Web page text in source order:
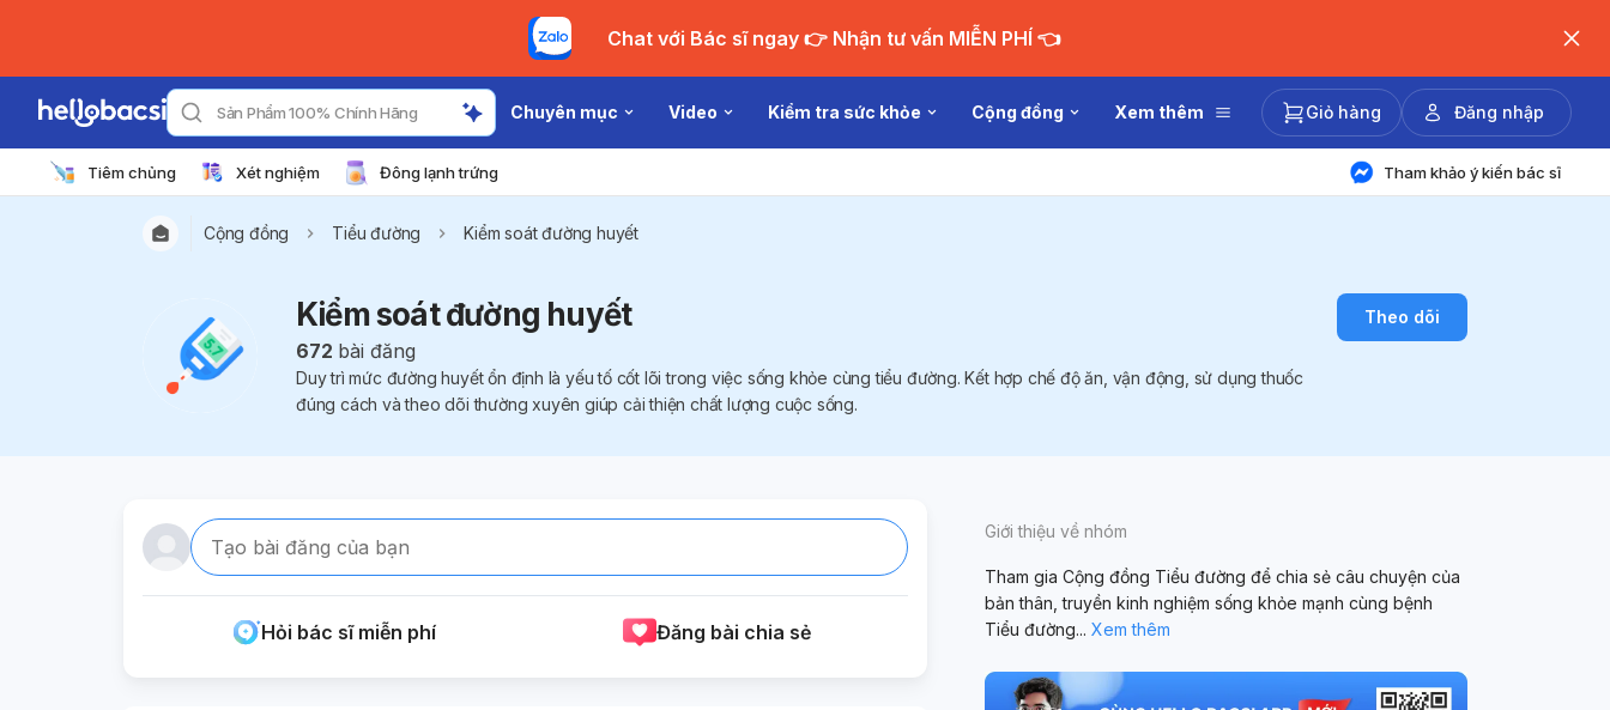
Chat với Bác sĩ ngay 👉 Nhận tư vấn MIỄN PHÍ 👈
Sản Phẩm 100% Chính Hãng Chuyên mục Video Kiểm tra sức khỏe Cộng đồng Xem thêm Giỏ hàng Đăng nhập
Tiêm chủng Xét nghiệm Đông lạnh trứng Tham khảo ý kiến bác sĩ
Cộng đồng Tiểu đường Kiểm soát đường huyết
Kiểm soát đường huyết
672 bài đăng
Duy trì mức đường huyết ổn định là yếu tố cốt lõi trong việc sống khỏe cùng tiểu đường. Kết hợp chế độ ăn, vận động, sử dụng thuốc
đúng cách và theo dõi thường xuyên giúp cải thiện chất lượng cuộc sống.
Theo dõi
Tạo bài đăng của bạn
Hỏi bác sĩ miễn phí Đăng bài chia sẻ
Giới thiệu về nhóm
Tham gia Cộng đồng Tiểu đường để chia sẻ câu chuyện của
bản thân, truyền kinh nghiệm sống khỏe mạnh cùng bệnh
Tiểu đường...Xem thêm